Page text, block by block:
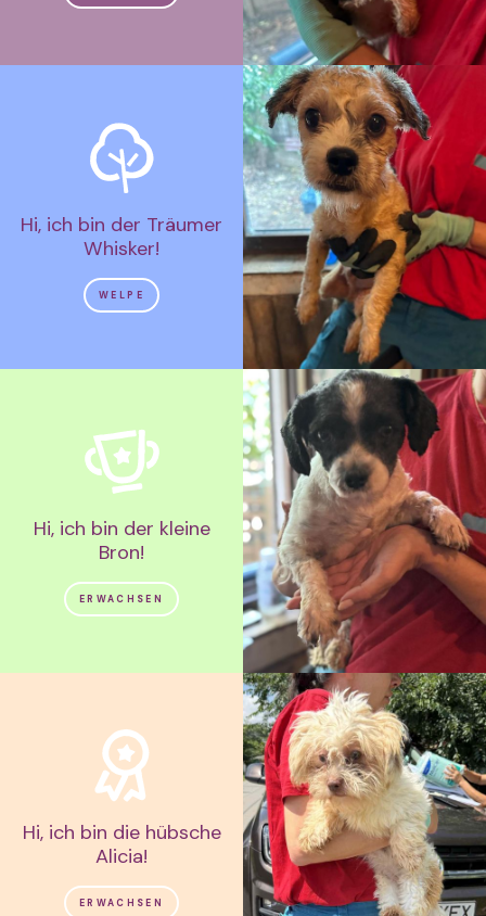
Hi, ich bin der Träumer
Whisker!
WELPE
Hi, ich bin der kleine
Bron!
ERWACHSEN
Hi, ich bin die hübsche
Alicia!
ERWACHSEN